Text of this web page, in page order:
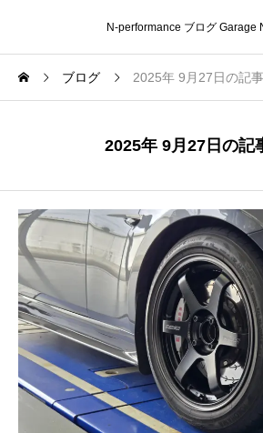
N-performance ブログ Garage
ブログ 2025年 9月27日の記
2025年 9月27日の記